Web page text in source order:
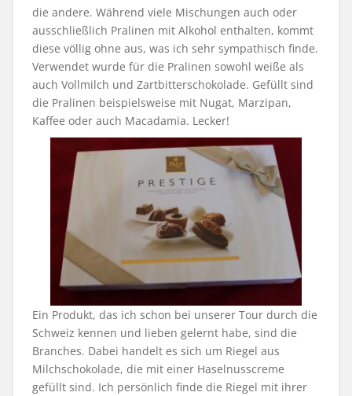
die andere. Während viele Mischungen auch oder
ausschließlich Pralinen mit Alkohol enthalten, kommt
diese völlig ohne aus, was ich sehr sympathisch finde.
Verwendet wurde für die Pralinen sowohl weiße als
auch Vollmilch und Zartbitterschokolade. Gefüllt sind
die Pralinen beispielsweise mit Nugat, Marzipan,
Kaffee oder auch Macadamia. Lecker!
Ein Produkt, das ich schon bei unserer Tour durch die
Schweiz kennen und lieben gelernt habe, sind die
Branches. Dabei handelt es sich um Riegel aus
Milchschokolade, die mit einer Haselnusscreme
gefüllt sind. Ich persönlich finde die Riegel mit ihrer